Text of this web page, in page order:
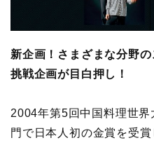
新企画！さまざまな分野
挑戦企画が目白押し！
2004年第5回中国料理世
門で日本人初の金賞を受